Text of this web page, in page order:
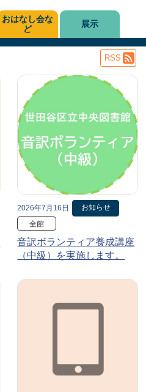
2026年7月16日
お知らせ
全館
音訳ボランティア養成講座
（中級）を実施します。
おはなし会な
ど
展示
RSS